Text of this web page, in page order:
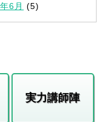
6月 (5)
実力講師陣